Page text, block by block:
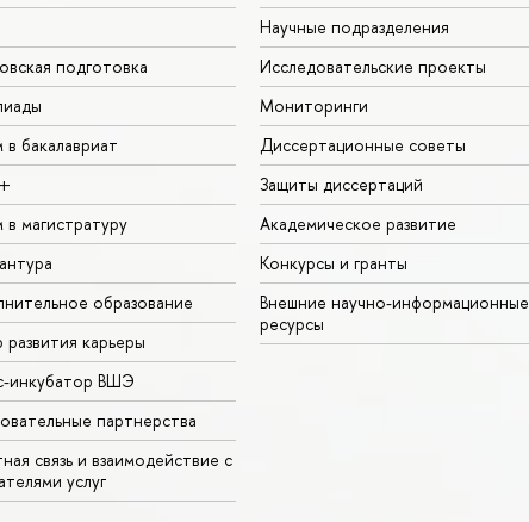
подготовка
бакалавриат
магистратуру
образование
карьеры
инкубатор ВШЭ
партнерства
связь и взаимодействие с
услуг
Научные подразделения
Исследовательские проекты
Мониторинги
Диссертационные советы
Защиты диссертаций
Академическое развитие
Конкурсы и гранты
Внешние научно-информационные
ресурсы